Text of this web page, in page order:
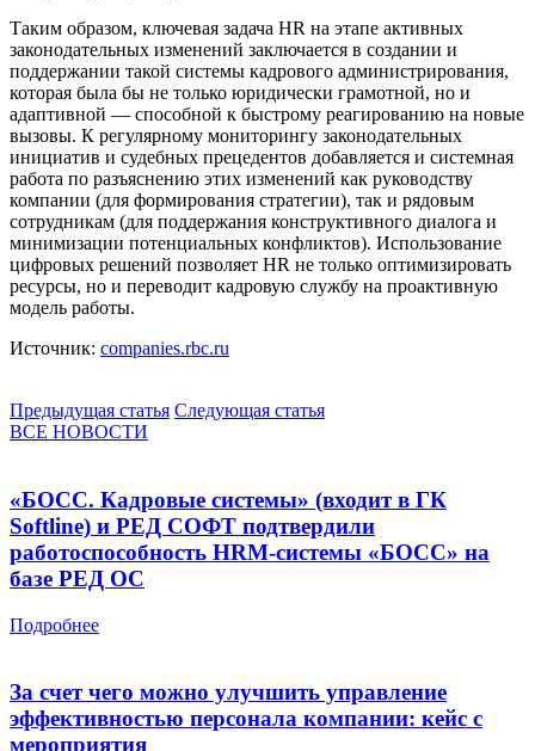
Таким образом, ключевая задача HR на этапе активных
законодательных изменений заключается в создании и
поддержании такой системы кадрового администрирования,
которая была бы не только юридически грамотной, но и
адаптивной — способной к быстрому реагированию на новые
вызовы. К регулярному мониторингу законодательных
инициатив и судебных прецедентов добавляется и системная
работа по разъяснению этих изменений как руководству
компании (для формирования стратегии), так и рядовым
сотрудникам (для поддержания конструктивного диалога и
минимизации потенциальных конфликтов). Использование
цифровых решений позволяет HR не только оптимизировать
ресурсы, но и переводит кадровую службу на проактивную
модель работы.
Источник: companies.rbc.ru
Предыдущая статья Следующая статья
ВСЕ НОВОСТИ
«БОСС. Кадровые системы» (входит в ГК
Softline) и РЕД СОФТ подтвердили
работоспособность HRM-системы «БОСС» на
базе РЕД ОС
Подробнее
За счет чего можно улучшить управление
эффективностью персонала компании: кейс с
мероприятия